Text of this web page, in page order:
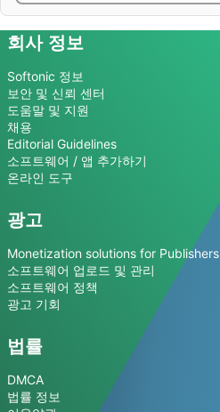
회사 정보
Softonic 정보
보안 및 신뢰 센터
도움말 및 지원
채용
Editorial Guidelines
소프트웨어 / 앱 추가하기
온라인 도구
광고
Monetization solutions for Publishers
소프트웨어 업로드 및 관리
소프트웨어 정책
광고 기회
법률
DMCA
법률 정보